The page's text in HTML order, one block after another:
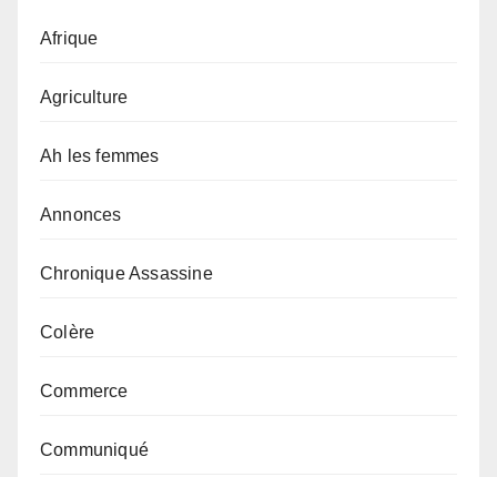
Afrique
Agriculture
Ah les femmes
Annonces
Chronique Assassine
Colère
Commerce
Communiqué